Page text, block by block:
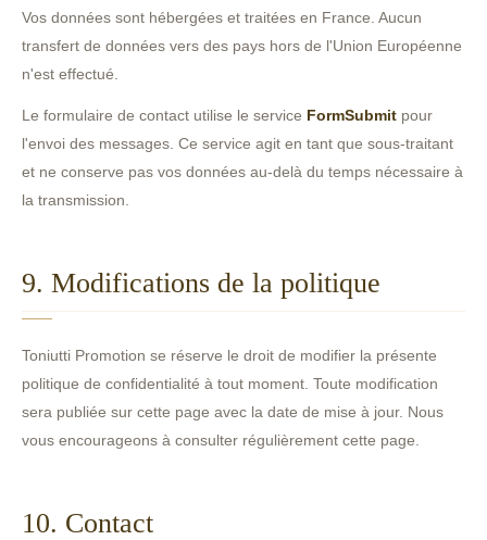
Vos données sont hébergées et traitées en France. Aucun
transfert de données vers des pays hors de l'Union Européenne
n'est effectué.
Le formulaire de contact utilise le service FormSubmit pour
l'envoi des messages. Ce service agit en tant que sous-traitant
et ne conserve pas vos données au-delà du temps nécessaire à
la transmission.
9. Modifications de la politique
Toniutti Promotion se réserve le droit de modifier la présente
politique de confidentialité à tout moment. Toute modification
sera publiée sur cette page avec la date de mise à jour. Nous
vous encourageons à consulter régulièrement cette page.
10. Contact